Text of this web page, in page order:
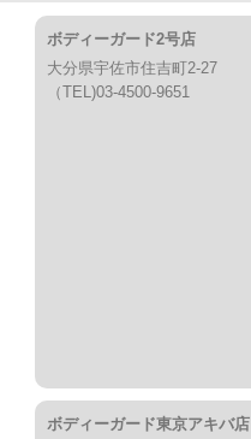
ボディーガード2号店
大分県宇佐市住吉町2-27
（TEL)03-4500-9651
ボディーガード東京アキバ店